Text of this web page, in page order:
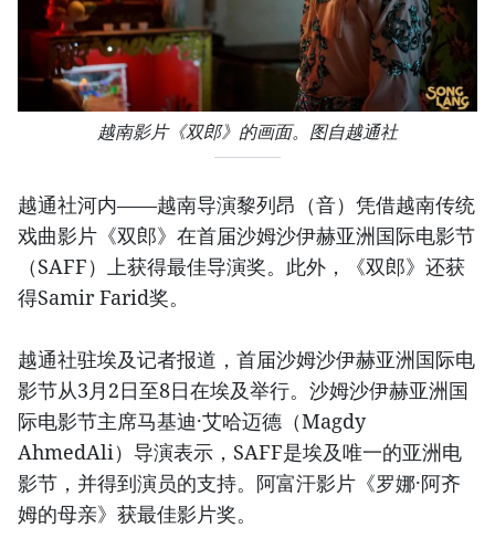
越南影片《双郎》的画面。图自越通社
越通社河内——越南导演黎列昂（音）凭借越南传统
戏曲影片《双郎》在首届沙姆沙伊赫亚洲国际电影节
（SAFF）上获得最佳导演奖。此外，《双郎》还获
得Samir Farid奖。
越通社驻埃及记者报道，首届沙姆沙伊赫亚洲国际电
影节从3月2日至8日在埃及举行。沙姆沙伊赫亚洲国
际电影节主席马基迪·艾哈迈德（Magdy
AhmedAli）导演表示，SAFF是埃及唯一的亚洲电
影节，并得到演员的支持。阿富汗影片《罗娜·阿齐
姆的母亲》获最佳影片奖。